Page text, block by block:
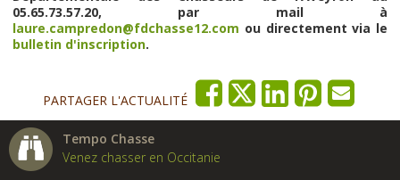
05.65.73.57.20, par mail à
laure.campredon@fdchasse12.com ou directement via le
bulletin d'inscription.
PARTAGER L'ACTUALITÉ
Tempo Chasse
Venez chasser en Occitanie